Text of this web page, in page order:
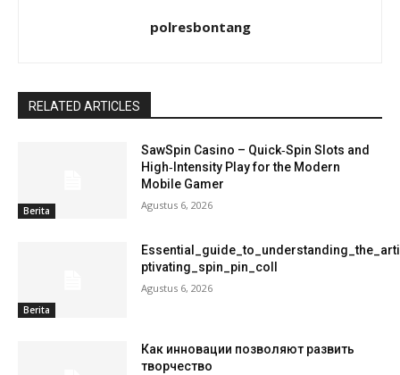
polresbontang
RELATED ARTICLES
Berita
SawSpin Casino – Quick‑Spin Slots and
High‑Intensity Play for the Modern
Mobile Gamer
Agustus 6, 2026
Berita
ptivating_spin_pin_coll
Agustus 6, 2026
Как инновации позволяют развить
творчество